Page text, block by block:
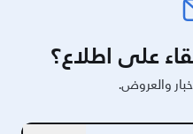
على اطلاع؟
والعروض.